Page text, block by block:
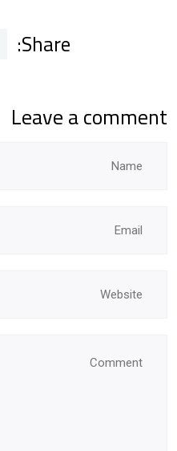
Share:
Leave a comment